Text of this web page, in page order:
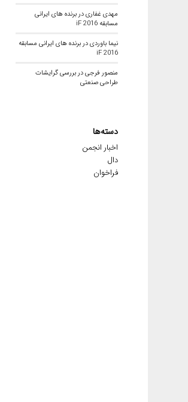
مهدی غفاریدربرنده های ایرانی
مسابقه iF 2016
نیما باوردیدربرنده های ایرانی مسابقه
iF 2016
منصور فرجیدربررسی گرایشات
طراحی صنعتی
دسته‌ها
اخبار انجمن
دال
فراخوان